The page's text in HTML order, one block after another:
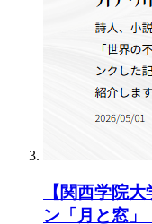
【関西学院
ン「月と窓」